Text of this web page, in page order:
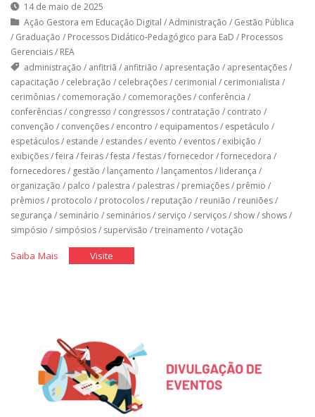
14 de maio de 2025
Ação Gestora em Educação Digital /Administração / Gestão Pública
/ Graduação / Processos Didático-Pedagógico para EaD / Processos
Gerenciais/ REA
administração / anfitriã / anfitrião / apresentação / apresentações/
capacitação / celebração / celebrações/ cerimonial / cerimonialista /
cerimônias/ comemoração / comemorações/ conferência /
conferências/ congresso / congressos/ contratação / contrato /
convenção / convenções/ encontro / equipamentos/ espetáculo /
espetáculos/ estande / estandes/ evento / eventos/ exibição /
exibições/feira /feiras/festa /festas/fornecedor/fornecedora /
fornecedores/ gestão / lançamento / lançamentos/ liderança /
organização / palco / palestra / palestras/ premiações/ prêmio /
prêmios/ protocolo / protocolos/ reputação / reunião / reuniões/
segurança / seminário / seminários/ serviço / serviços/ show/ shows/
simpósio / simpósios/ supervisão /treinamento /votação
Saiba Mais"Equipamentos,
nos
Eventos"
Visite"Equipamentos,
Eventos"